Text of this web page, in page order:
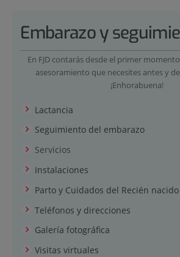
Embarazo y
En FJD contarás desde el primer
asesoramiento que necesites antes y
¡Enhorabuena!
Lactancia
Seguimiento del embarazo
Servicios
Instalaciones
Parto y Cuidados del Recién nacido
Teléfonos y direcciones
Galería fotográfica
Visitas virtuales